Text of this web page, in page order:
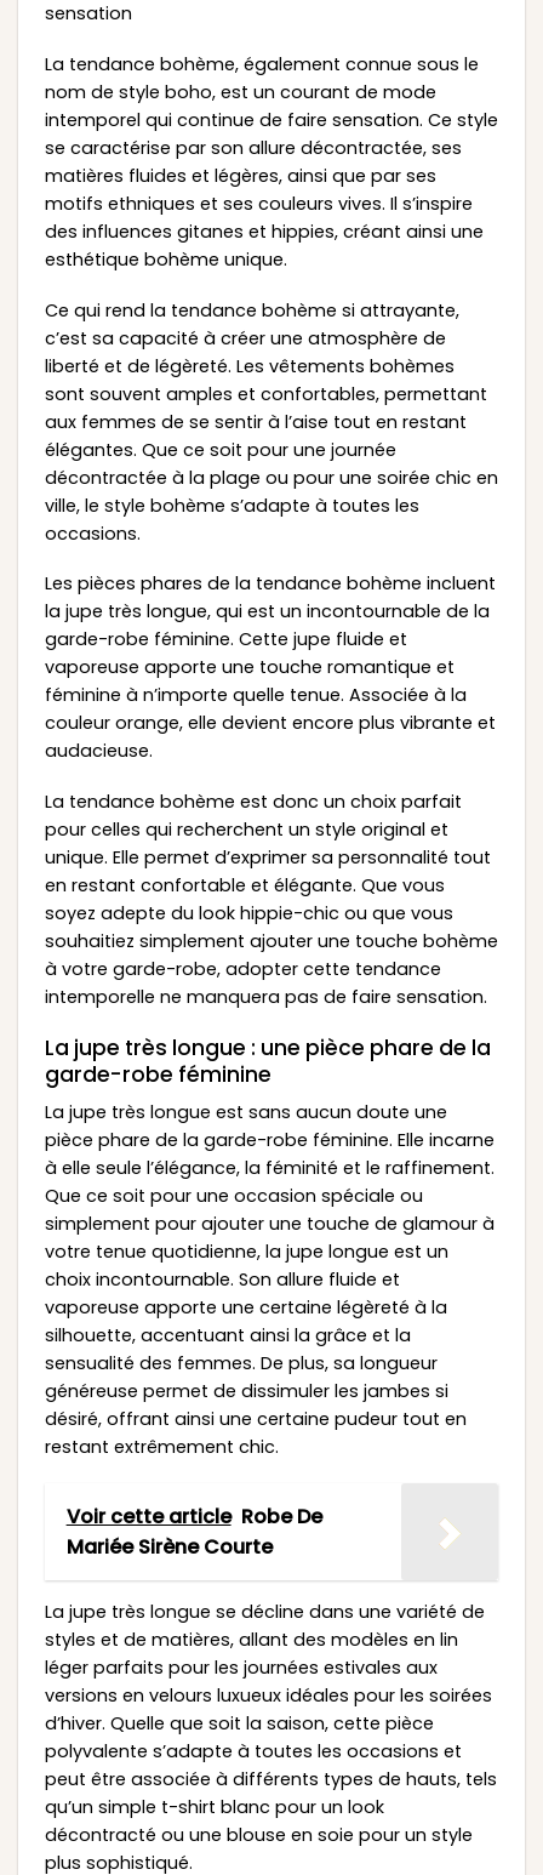
sensation
La tendance bohème, également connue sous le
nom de style boho, est un courant de mode
intemporel qui continue de faire sensation. Ce style
se caractérise par son allure décontractée, ses
matières fluides et légères, ainsi que par ses
motifs ethniques et ses couleurs vives. Il s’inspire
des influences gitanes et hippies, créant ainsi une
esthétique bohème unique.
Ce qui rend la tendance bohème si attrayante,
c’est sa capacité à créer une atmosphère de
liberté et de légèreté. Les vêtements bohèmes
sont souvent amples et confortables, permettant
aux femmes de se sentir à l’aise tout en restant
élégantes. Que ce soit pour une journée
décontractée à la plage ou pour une soirée chic en
ville, le style bohème s’adapte à toutes les
occasions.
Les pièces phares de la tendance bohème incluent
la jupe très longue, qui est un incontournable de la
garde-robe féminine. Cette jupe fluide et
vaporeuse apporte une touche romantique et
féminine à n’importe quelle tenue. Associée à la
couleur orange, elle devient encore plus vibrante et
audacieuse.
La tendance bohème est donc un choix parfait
pour celles qui recherchent un style original et
unique. Elle permet d’exprimer sa personnalité tout
en restant confortable et élégante. Que vous
soyez adepte du look hippie-chic ou que vous
souhaitiez simplement ajouter une touche bohème
à votre garde-robe, adopter cette tendance
intemporelle ne manquera pas de faire sensation.
La jupe très longue : une pièce phare de la
garde-robe féminine
La jupe très longue est sans aucun doute une
pièce phare de la garde-robe féminine. Elle incarne
à elle seule l’élégance, la féminité et le raffinement.
Que ce soit pour une occasion spéciale ou
simplement pour ajouter une touche de glamour à
votre tenue quotidienne, la jupe longue est un
choix incontournable. Son allure fluide et
vaporeuse apporte une certaine légèreté à la
silhouette, accentuant ainsi la grâce et la
sensualité des femmes. De plus, sa longueur
généreuse permet de dissimuler les jambes si
désiré, offrant ainsi une certaine pudeur tout en
restant extrêmement chic.
Voir cette article Robe De
Mariée Sirène Courte
La jupe très longue se décline dans une variété de
styles et de matières, allant des modèles en lin
léger parfaits pour les journées estivales aux
versions en velours luxueux idéales pour les soirées
d’hiver. Quelle que soit la saison, cette pièce
polyvalente s’adapte à toutes les occasions et
peut être associée à différents types de hauts, tels
qu’un simple t-shirt blanc pour un look
décontracté ou une blouse en soie pour un style
plus sophistiqué.